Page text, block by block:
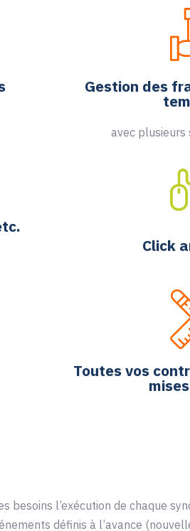
Gestion des
avec plusieurs
Click
Toutes vos
l’exécution de chaque
définis à l’avance